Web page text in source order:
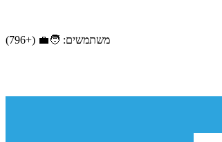
משתמשים: 🧑‍💼 (+796)